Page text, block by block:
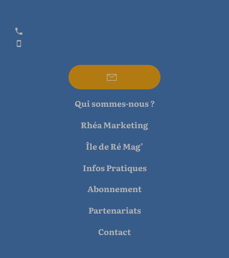
Qui sommes-nous ?
Rhéa Marketing
Île de Ré Mag’
Infos Pratiques
Abonnement
Partenariats
Contact